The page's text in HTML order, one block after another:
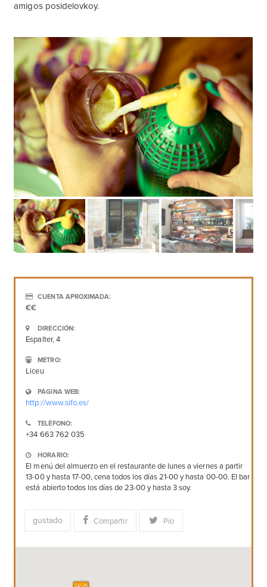
amigos posidelovkoy.
CUENTA APROXIMADA:
€€
DIRECCIÓN:
Espalter, 4
METRO:
Liceu
PÁGINA WEB:
http://www.sifo.es/
TELÉFONO:
+34 663 762 035
HORARIO:
El menú del almuerzo en el restaurante de lunes a viernes a partir
13-00 y hasta 17-00, cena todos los días 21-00 y hasta 00-00. El bar
está abierto todos los días de 23-00 y hasta 3 soy.
gustado Compartir Pío